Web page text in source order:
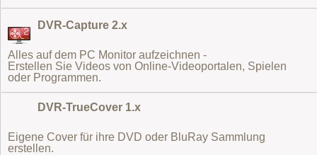
DVR-Capture 2.x
Alles auf dem PC Monitor aufzeichnen -
Erstellen Sie Videos von Online-Videoportalen, Spielen
oder Programmen.
DVR-TrueCover 1.x
Eigene Cover für ihre DVD oder BluRay Sammlung
erstellen.